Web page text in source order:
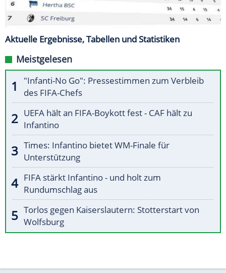
Aktuelle Ergebnisse, Tabellen und Statistiken
Meistgelesen
"Infanti-No Go": Pressestimmen zum Verbleib
des FIFA-Chefs
UEFA hält an FIFA-Boykott fest - CAF hält zu
Infantino
Times: Infantino bietet WM-Finale für
Unterstützung
FIFA stärkt Infantino - und holt zum
Rundumschlag aus
Torlos gegen Kaiserslautern: Stotterstart von
Wolfsburg